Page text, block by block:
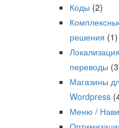
Коды (2)
решения (1)
переводы
Магазины
Wordpress
Меню /